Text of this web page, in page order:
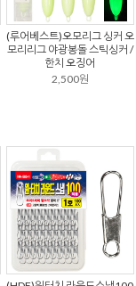
(루어베스트)오모리그 싱커 오
모리리그 야광봉돌 스틱싱커 /
한치 오징어
2,500원